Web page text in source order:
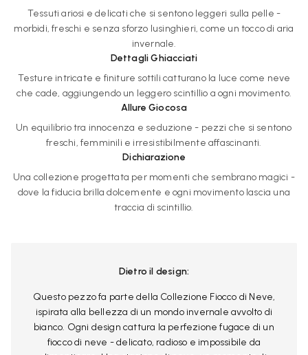
Tessuti ariosi e delicati che si sentono leggeri sulla pelle -
morbidi, freschi e senza sforzo lusinghieri, come un tocco di aria
invernale.
Dettagli Ghiacciati
Testure intricate e finiture sottili catturano la luce come neve
che cade, aggiungendo un leggero scintillio a ogni movimento.
Allure Giocosa
Un equilibrio tra innocenza e seduzione - pezzi che si sentono
freschi, femminili e irresistibilmente affascinanti.
Dichiarazione
Una collezione progettata per momenti che sembrano magici -
dove la fiducia brilla dolcemente e ogni movimento lascia una
traccia di scintillio.
Dietro il design:
Questo pezzo fa parte della Collezione Fiocco di Neve,
ispirata alla bellezza di un mondo invernale avvolto di
bianco. Ogni design cattura la perfezione fugace di un
fiocco di neve - delicato, radioso e impossibile da